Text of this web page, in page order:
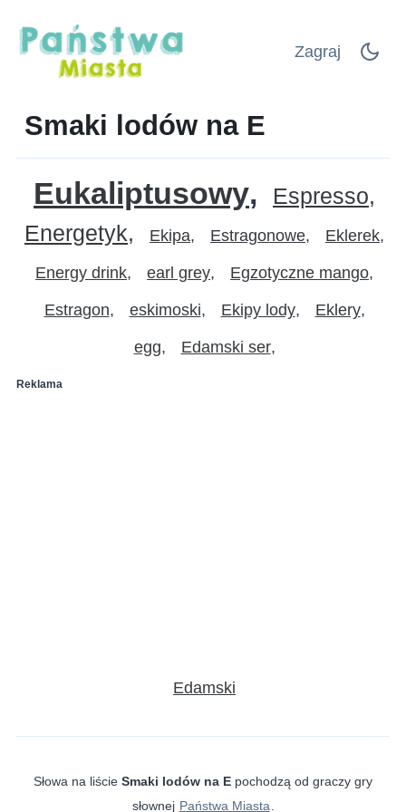
Zagraj
Smaki lodów na E
Eukaliptusowy
Espresso
Energetyk
Ekipa Estragonowe Eklerek
Energy drink earl grey Egzotyczne mango
Estragon eskimoski Ekipy lody Eklery
egg Edamski ser
Reklama
Edamski
Słowa na liście Smaki lodów na E pochodzą od graczy gry
słownej Państwa Miasta